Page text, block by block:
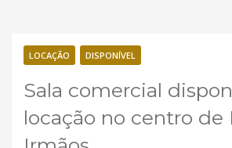
LOCAÇÃO DISPONÍVEL
Sala comercial
locação no centro de